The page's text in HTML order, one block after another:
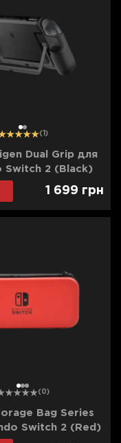
12 (1)
Dual Grip для
Switch 2 (Black)
1 699 грн
12 3 (0)
Bag Series
Switch 2 (Red)